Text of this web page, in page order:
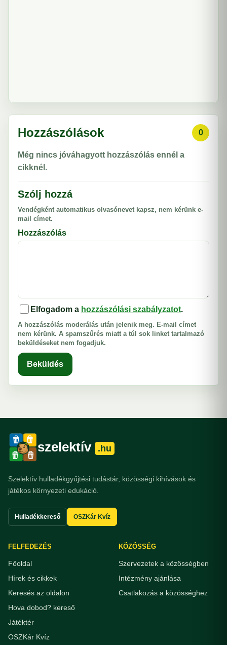
Hozzászólások 0
Még nincs jóváhagyott hozzászólás ennél a
cikknél.
Szólj hozzá
Vendégként automatikus olvasónevet kapsz, nem kérünk e-
mail címet.
Hozzászólás
Elfogadom a hozzászólási szabályzatot.
A hozzászólás moderálás után jelenik meg. E-mail címet
nem kérünk. A spamszűrés miatt a túl sok linket tartalmazó
beküldéseket nem fogadjuk.
Beküldés
szelektív .hu
Szelektív hulladékgyűjtési tudástár, közösségi kihívások és
játékos környezeti edukáció.
Hulladékkereső OSZKár Kvíz
FELFEDEZÉS
Főoldal
Hírek és cikkek
Keresés az oldalon
Hova dobod? kereső
Játéktér
OSZKár Kvíz
KÖZÖSSÉG
Szervezetek a közösségben
Intézmény ajánlása
Csatlakozás a közösséghez